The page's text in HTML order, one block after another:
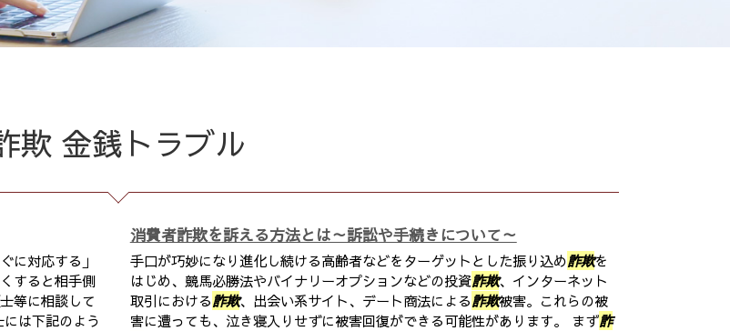
欺 金銭トラブル
に対応する」
すると相手側
等に相談して
は下記のよう
消費者詐欺を訴える方法とは～訴訟や手続きについて～
手口が巧妙になり進化し続ける高齢者などをターゲットとした振り込め詐欺を
はじめ、競馬必勝法やバイナリーオプションなどの投資詐欺、インターネット
取引における詐欺、出会い系サイト、デート商法による詐欺被害。これらの被
害に遭っても、泣き寝入りせずに被害回復ができる可能性があります。 まず詐